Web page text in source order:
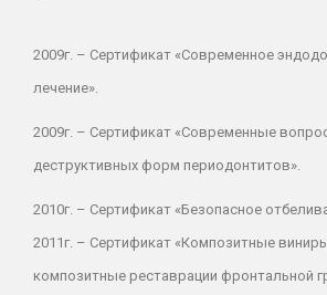
2009г. – Сертификат «Современное
лечение».
2009г. – Сертификат «Современные
деструктивных форм периодонтитов».
2010г. – Сертификат «Безопасное
2011г. – Сертификат «Композитные
композитные реставрации фронтальной